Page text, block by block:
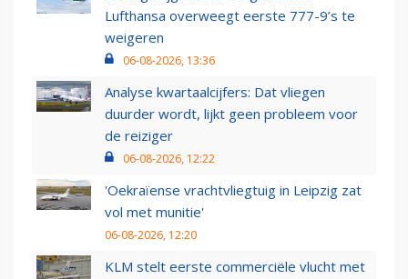
Lufthansa overweegt eerste 777-9’s te
weigeren
06-08-2026, 13:36
Analyse kwartaalcijfers: Dat vliegen
duurder wordt, lijkt geen probleem voor
de reiziger
06-08-2026, 12:22
'Oekraïense vrachtvliegtuig in Leipzig zat
vol met munitie'
06-08-2026, 12:20
KLM stelt eerste commerciële vlucht met